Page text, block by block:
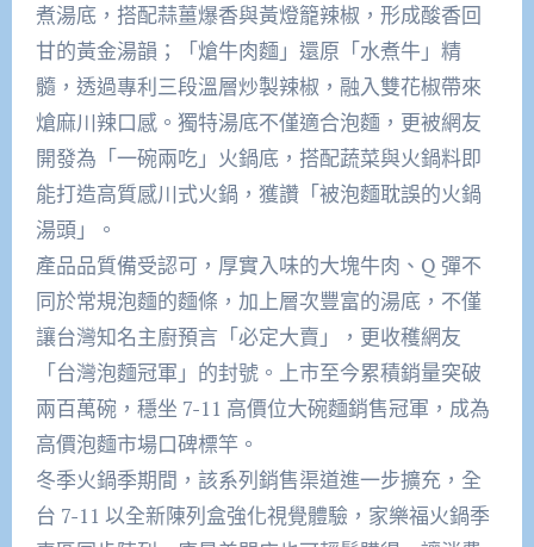
煮湯底，搭配蒜薑爆香與黃燈籠辣椒，形成酸香回
甘的黃金湯韻；「熗牛肉麵」還原「水煮牛」精
髓，透過專利三段溫層炒製辣椒，融入雙花椒帶來
熗麻川辣口感。獨特湯底不僅適合泡麵，更被網友
開發為「一碗兩吃」火鍋底，搭配蔬菜與火鍋料即
能打造高質感川式火鍋，獲讚「被泡麵耽誤的火鍋
湯頭」。​
產品品質備受認可，厚實入味的大塊牛肉、Q 彈不
同於常規泡麵的麵條，加上層次豐富的湯底，不僅
讓台灣知名主廚預言「必定大賣」，更收穫網友
「台灣泡麵冠軍」的封號。上市至今累積銷量突破
兩百萬碗，穩坐 7-11 高價位大碗麵銷售冠軍，成為
高價泡麵市場口碑標竿。​
冬季火鍋季期間，該系列銷售渠道進一步擴充，全
台 7-11 以全新陳列盒強化視覺體驗，家樂福火鍋季